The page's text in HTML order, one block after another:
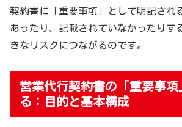
契約書に「重要事項」として明記され
あったり、記載されていなかったりす
きなリスクにつながるのです。
営業代行契約書の「重要事項
る：目的と基本構成